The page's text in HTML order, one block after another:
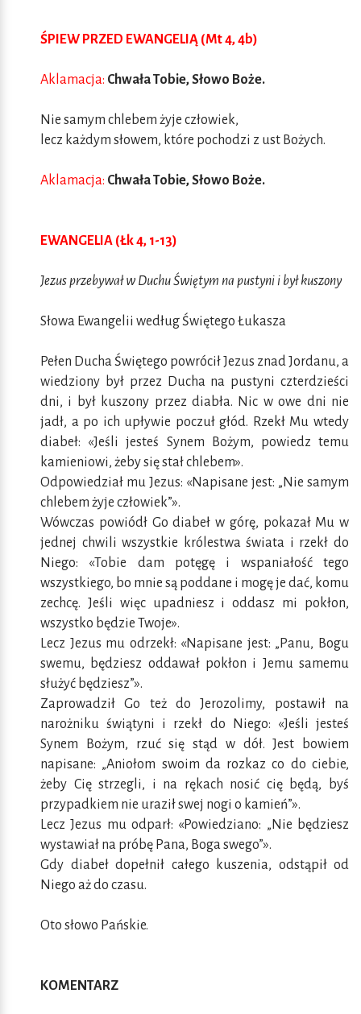
ŚPIEW PRZED EWANGELIĄ (Mt 4, 4b)
Aklamacja: Chwała Tobie, Słowo Boże.
Nie samym chlebem żyje człowiek,
lecz każdym słowem, które pochodzi z ust Bożych.
Aklamacja: Chwała Tobie, Słowo Boże.
EWANGELIA (Łk 4, 1-13)
Jezus przebywał w Duchu Świętym na pustyni i był kuszony
Słowa Ewangelii według Świętego Łukasza
Pełen Ducha Świętego powrócił Jezus znad Jordanu, a
wiedziony był przez Ducha na pustyni czterdzieści
dni, i był kuszony przez diabła. Nic w owe dni nie
jadł, a po ich upływie poczuł głód. Rzekł Mu wtedy
diabeł: «Jeśli jesteś Synem Bożym, powiedz temu
kamieniowi, żeby się stał chlebem».
Odpowiedział mu Jezus: «Napisane jest: „Nie samym
chlebem żyje człowiek”».
Wówczas powiódł Go diabeł w górę, pokazał Mu w
jednej chwili wszystkie królestwa świata i rzekł do
Niego: «Tobie dam potęgę i wspaniałość tego
wszystkiego, bo mnie są poddane i mogę je dać, komu
zechcę. Jeśli więc upadniesz i oddasz mi pokłon,
wszystko będzie Twoje».
Lecz Jezus mu odrzekł: «Napisane jest: „Panu, Bogu
swemu, będziesz oddawał pokłon i Jemu samemu
służyć będziesz”».
Zaprowadził Go też do Jerozolimy, postawił na
narożniku świątyni i rzekł do Niego: «Jeśli jesteś
Synem Bożym, rzuć się stąd w dół. Jest bowiem
napisane: „Aniołom swoim da rozkaz co do ciebie,
żeby Cię strzegli, i na rękach nosić cię będą, byś
przypadkiem nie uraził swej nogi o kamień”».
Lecz Jezus mu odparł: «Powiedziano: „Nie będziesz
wystawiał na próbę Pana, Boga swego”».
Gdy diabeł dopełnił całego kuszenia, odstąpił od
Niego aż do czasu.
Oto słowo Pańskie.
KOMENTARZ